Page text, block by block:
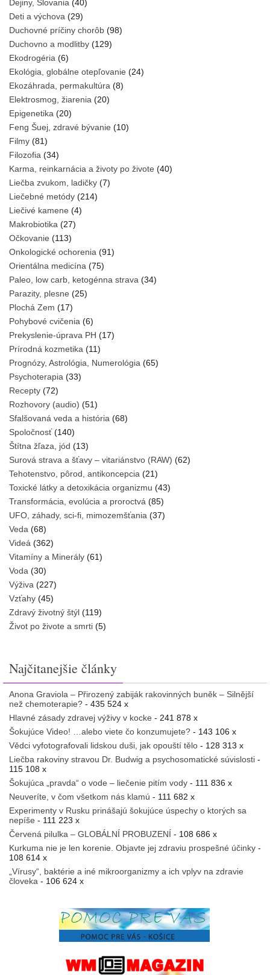
Dejiny, Slovania (40)
Deti a výchova (29)
Duchovné príčiny chorôb (98)
Duchovno a modlitby (129)
Ekodrogéria (6)
Ekológia, globálne otepľovanie (24)
Ekozáhrada, permakultúra (8)
Elektrosmog, žiarenia (20)
Epigenetika (20)
Feng Šuej, zdravé bývanie (10)
Filmy (81)
Filozofia (34)
Karma, reinkarnácia a životy po živote (40)
Liečba zvukom, ladičky (7)
Liečebné metódy (214)
Liečivé kamene (4)
Makrobiotika (27)
Očkovanie (113)
Onkologické ochorenia (91)
Orientálna medicína (75)
Paleo, low carb, ketogénna strava (34)
Parazity, plesne (25)
Plochá Zem (17)
Pohybové cvičenia (6)
Prekyslenie-úprava PH (17)
Prírodná kozmetika (11)
Prognózy, Astrológia, Numerológia (65)
Psychoterapia (33)
Recepty (72)
Rozhovory (audio) (51)
Sfalšovaná veda a história (68)
Spoločnosť(140)
Štítna žľaza, jód (13)
Surová strava a šťavy – vitariánstvo (RAW) (62)
Tehotenstvo, pôrod, antikoncepcia (21)
Toxické látky a detoxikácia organizmu (43)
Transformácia, evolúcia a proroctvá (85)
UFO, záhady, sci-fi, mimozemšťania (37)
Veda (68)
Videá (362)
Vitamíny a Minerály (61)
Voda (30)
Výživa (227)
Vzťahy (45)
Zdravý životný štýl (119)
Život po živote a smrti (5)
Najčitanejšie články
Anona Graviola – Přirozený zabiják rakovinných buněk – Silnější
než chemoterapie? - 435 524 x
Hlavné zásady zdravej výživy v kocke - 241 878 x
Šokujúce Video! …alebo viete čo konzumujete? - 143 106 x
Vědci vyfotografovali lidskou duši, jak opouští tělo - 128 313 x
Liečba rakoviny stravou Dr. Budwig a psychosomatické súvislosti -
115 108 x
Šokujúca „pravda“ o vode – liečenie pitím vody - 111 836 x
Neuveríte, v čom všetkom nás klamú - 111 682 x
Experimenty v Rusku prinášajú šokujúce úspechy o ktorých sa
nepíše - 111 223 x
Červená pilulka – GLOBÁLNÍ PROBUZENÍ - 108 686 x
Kurkuma nie je len korenie. Objavte jej zdraviu prospešné účinky -
108 614 x
„Vírusy“, baktérie a iné mikroorganizmy a ich vplyv na zdravie
človeka - 106 624 x